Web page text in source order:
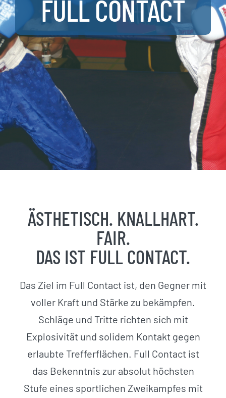
FULL CONTACT
ÄSTHETISCH. KNALLHART.
FAIR.
DAS IST FULL CONTACT.
Das Ziel im Full Contact ist, den Gegner mit
voller Kraft und Stärke zu bekämpfen.
Schläge und Tritte richten sich mit
Explosivität und solidem Kontakt gegen
erlaubte Trefferflächen. Full Contact ist
das Bekenntnis zur absolut höchsten
Stufe eines sportlichen Zweikampfes mit